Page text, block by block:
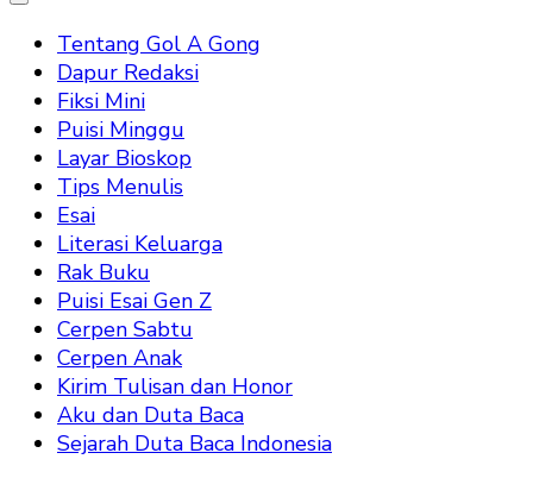
Tentang Gol A Gong
Dapur Redaksi
Fiksi Mini
Puisi Minggu
Layar Bioskop
Tips Menulis
Esai
Literasi Keluarga
Rak Buku
Puisi Esai Gen Z
Cerpen Sabtu
Cerpen Anak
Kirim Tulisan dan Honor
Aku dan Duta Baca
Sejarah Duta Baca Indonesia